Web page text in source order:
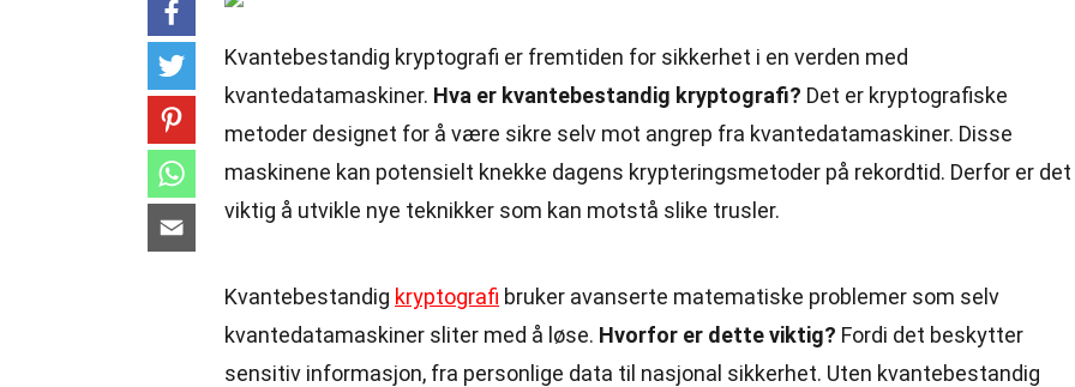
Kvantebestandig kryptografi er fremtiden for sikkerhet i en verden med
kvantedatamaskiner. Hva er kvantebestandig kryptografi? Det er kryptografiske
metoder designet for å være sikre selv mot angrep fra kvantedatamaskiner. Disse
maskinene kan potensielt knekke dagens krypteringsmetoder på rekordtid. Derfor er det
viktig å utvikle nye teknikker som kan motstå slike trusler.
Kvantebestandig kryptografi bruker avanserte matematiske problemer som selv
kvantedatamaskiner sliter med å løse. Hvorfor er dette viktig? Fordi det beskytter
sensitiv informasjon, fra personlige data til nasjonal sikkerhet. Uten kvantebestandig